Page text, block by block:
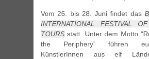
Vom 26. bis 28. Juni findet das
INTERNATIONAL FESTIVAL
TOURS statt. Unter dem Motto
the Periphery” führen
KünstlerInnen aus elf